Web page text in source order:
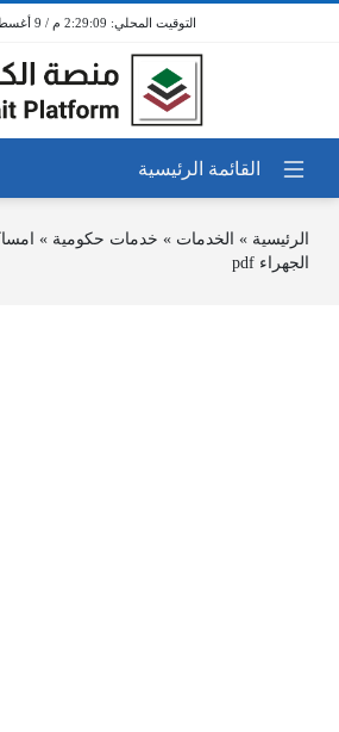
2:29:09 م / 9 أغسطس 2026
الرئيسية » الخدمات » خدمات حكومية »
الجهراء pdf